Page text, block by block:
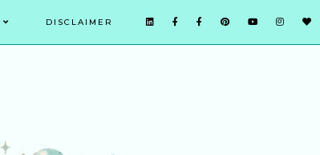
DISCLAIMER